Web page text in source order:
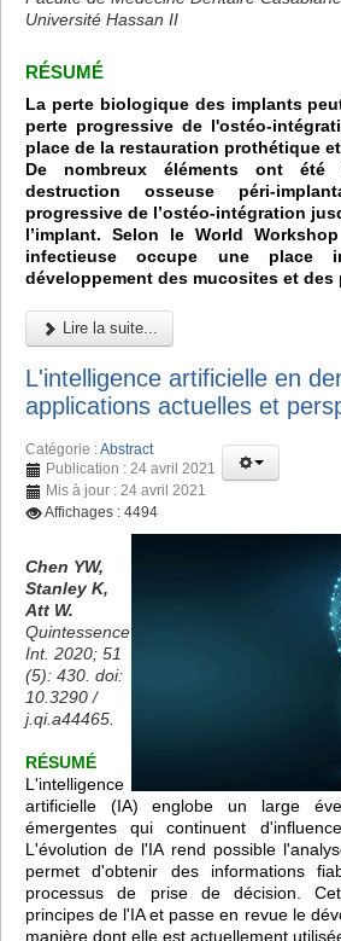
Université Hassan II
RÉSUMÉ
La perte biologique des implants
perte progressive de l'ostéo-
place de la restauration prothétique
De nombreux éléments ont été
destruction osseuse péri-
progressive de l’ostéo-intégration
l’implant. Selon le World
infectieuse occupe une place
développement des mucosites et des
Lire la suite...
L'intelligence artificielle en
applications actuelles et
Catégorie :Abstract
Publication : 24 avril 2021
Mis à jour : 24 avril 2021
Affichages : 4494
Chen YW,
Stanley K,
Att W.
Quintessence
Int. 2020; 51
(5): 430. doi:
10.3290 /
j.qi.a44465.
RÉSUMÉ
L'intelligence
artificielle (IA) englobe un large
émergentes qui continuent
L'évolution de l'IA rend possible
permet d'obtenir des informations
processus de prise de décision.
principes de l'IA et passe en revue le
manière dont elle est actuellement